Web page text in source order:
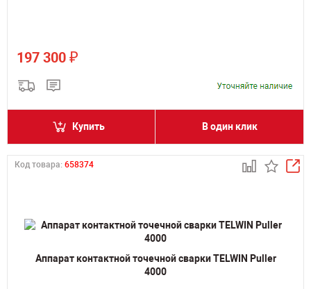
197 300 ₽
Купить В один клик
Код товара: 658374
Аппарат контактной точечной сварки TELWIN Puller
4000